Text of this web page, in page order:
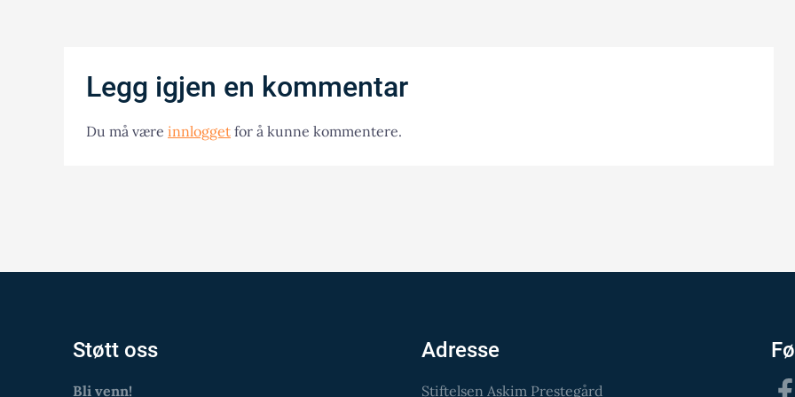
Legg igjen en kommentar
Du må være innlogget for å kunne kommentere.
Støtt oss
Bli venn!
Adresse
Stiftelsen Askim Prestegård